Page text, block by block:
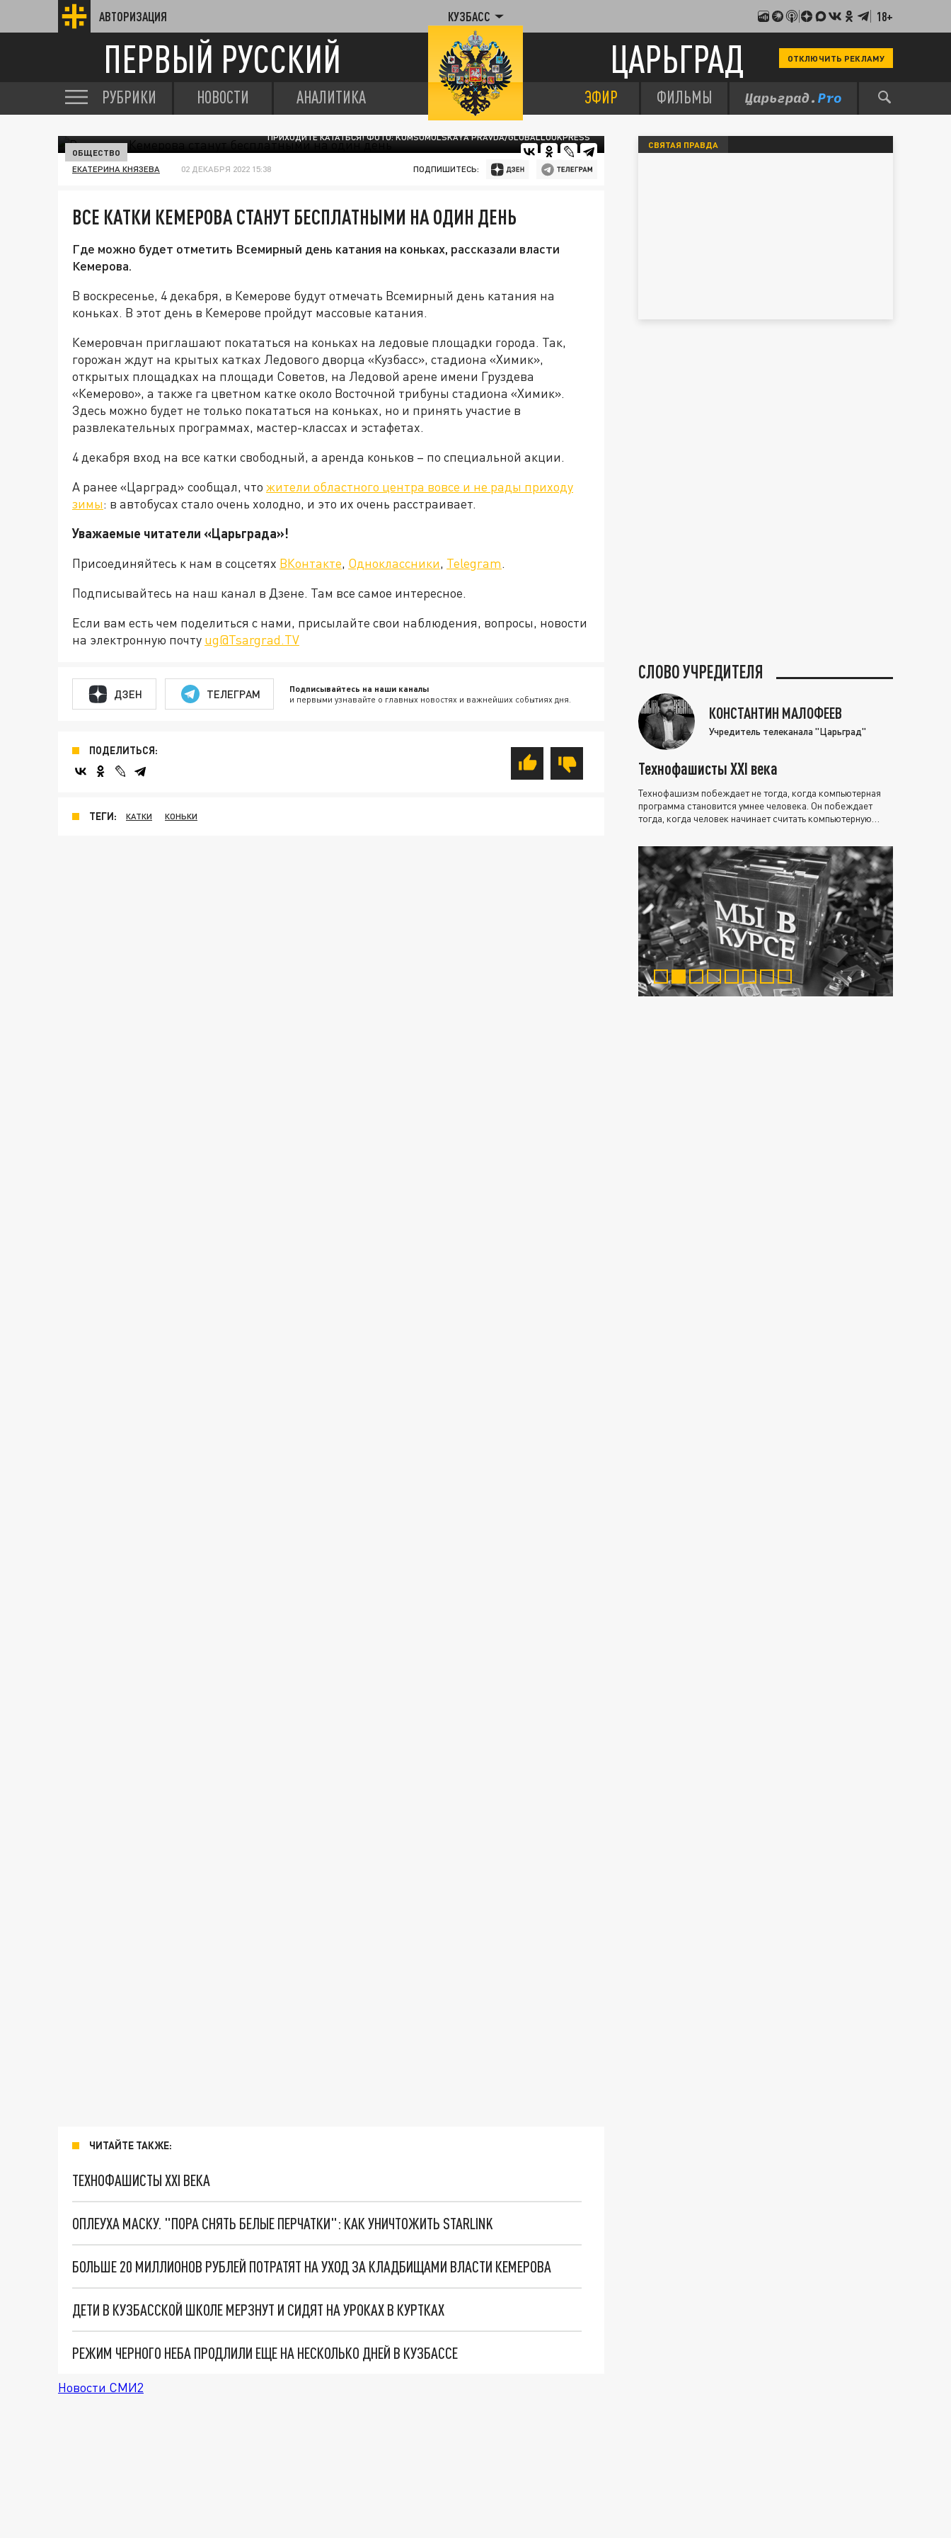
АВТОРИЗАЦИЯ КУЗБАСС 18+
ПЕРВЫЙ РУССКИЙ ЦАРЬГРАД ОТКЛЮЧИТЬ РЕКЛАМУ
РУБРИКИ НОВОСТИ АНАЛИТИКА ЭФИР ФИЛЬМЫ
ПРИХОДИТЕ КАТАТЬСЯ! ФОТО: KOMSOMOLSKAYA PRAVDA/GLOBALLOOKPRESS
ОБЩЕСТВО
ЕКАТЕРИНА КНЯЗЕВА 02 ДЕКАБРЯ 2022 15:38 ПОДПИШИТЕСЬ:
ВСЕ КАТКИ КЕМЕРОВА СТАНУТ БЕСПЛАТНЫМИ НА ОДИН ДЕНЬ
Где можно будет отметить Всемирный день катания на коньках, рассказали власти
Кемерова.
В воскресенье, 4 декабря, в Кемерове будут отмечать Всемирный день катания на
коньках. В этот день в Кемерове пройдут массовые катания.
Кемеровчан приглашают покататься на коньках на ледовые площадки города. Так,
горожан ждут на крытых катках Ледового дворца «Кузбасс», стадиона «Химик»,
открытых площадках на площади Советов, на Ледовой арене имени Груздева
«Кемерово», а также га цветном катке около Восточной трибуны стадиона «Химик».
Здесь можно будет не только покататься на коньках, но и принять участие в
развлекательных программах, мастер-классах и эстафетах.
4 декабря вход на все катки свободный, а аренда коньков – по специальной акции.
А ранее «Царград» сообщал, что жители областного центра вовсе и не рады приходу
зимы: в автобусах стало очень холодно, и это их очень расстраивает.
Уважаемые читатели «Царьграда»!
Присоединяйтесь к нам в соцсетях ВКонтакте, Одноклассники, Telegram.
Подписывайтесь на наш канал в Дзене. Там все самое интересное.
Если вам есть чем поделиться с нами, присылайте свои наблюдения, вопросы, новости
на электронную почту ug@Tsargrad.TV
ДЗЕН ТЕЛЕГРАМ Подписывайтесь на наши каналы
и первыми узнавайте о главных новостях и важнейших событиях дня.
ПОДЕЛИТЬСЯ:
ТЕГИ: КАТКИ КОНЬКИ
ЧИТАЙТЕ ТАКЖЕ:
ТЕХНОФАШИСТЫ XXI ВЕКА
ОПЛЕУХА МАСКУ. "ПОРА СНЯТЬ БЕЛЫЕ ПЕРЧАТКИ": КАК УНИЧТОЖИТЬ STARLINK
БОЛЬШЕ 20 МИЛЛИОНОВ РУБЛЕЙ ПОТРАТЯТ НА УХОД ЗА КЛАДБИЩАМИ ВЛАСТИ КЕМЕРОВА
ДЕТИ В КУЗБАССКОЙ ШКОЛЕ МЕРЗНУТ И СИДЯТ НА УРОКАХ В КУРТКАХ
РЕЖИМ ЧЕРНОГО НЕБА ПРОДЛИЛИ ЕЩЕ НА НЕСКОЛЬКО ДНЕЙ В КУЗБАССЕ
Новости СМИ2
СВЯТАЯ ПРАВДА
СЛОВО УЧРЕДИТЕЛЯ
КОНСТАНТИН МАЛОФЕЕВ
Учредитель телеканала "Царьград"
Технофашисты XXI века
Технофашизм побеждает не тогда, когда компьютерная
программа становится умнее человека. Он побеждает
тогда, когда человек начинает считать компьютерную